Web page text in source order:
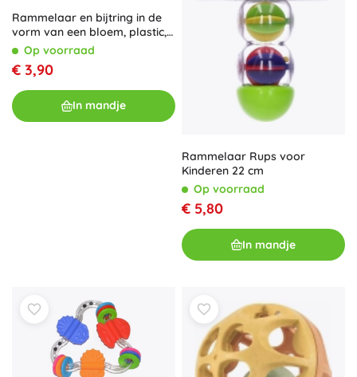
Rammelaar en bijtring in de
vorm van een bloem, plastic,
8 × 19 cm, vanaf 3 maanden
Op voorraad
€ 3,90
In mandje
Rammelaar Rups voor
Kinderen 22 cm
Op voorraad
€ 5,80
In mandje